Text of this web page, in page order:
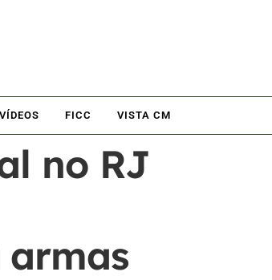
VÍDEOS FICC VISTA CM
no RJ
armas